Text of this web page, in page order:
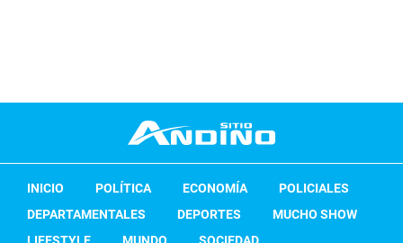
INICIO POLÍTICA ECONOMÍA
POLICIALES
DEPARTAMENTALES
DEPORTES
MUCHO SHOW
LIFESTYLE
MUNDO SOCIEDAD